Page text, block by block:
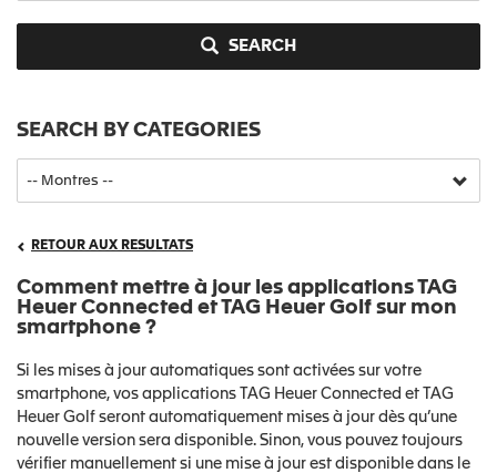
SEARCH
SEARCH BY CATEGORIES
RETOUR AUX RESULTATS
Comment mettre à jour les applications TAG
Heuer Connected et TAG Heuer Golf sur mon
smartphone ?
Si les mises à jour automatiques sont activées sur votre
smartphone, vos applications TAG Heuer Connected et TAG
Heuer Golf seront automatiquement mises à jour dès qu’une
nouvelle version sera disponible. Sinon, vous pouvez toujours
vérifier manuellement si une mise à jour est disponible dans le